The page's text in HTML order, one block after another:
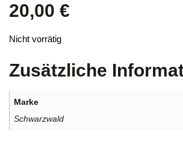
20,00 €
Nicht vorrätig
Zusätzliche
Marke
Schwarzwald